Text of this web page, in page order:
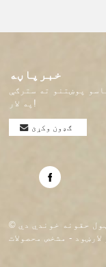
خبرپاڼه
پوښتنو ته سترګې
په لار!
ګډون وکړئ
لارښود - مشخص محصولات